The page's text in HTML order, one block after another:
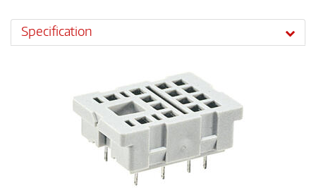
Specification